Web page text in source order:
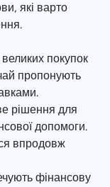
які варто
покупок
пропонують
рішення для
допомоги.
впродовж
фінансову